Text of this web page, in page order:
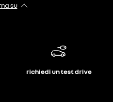
su
richiedi un test drive